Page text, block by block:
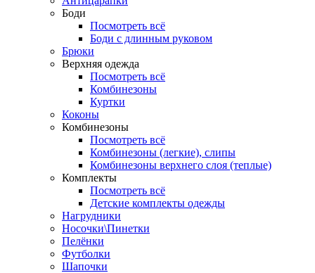
Боди
Посмотреть всё
Боди с длинным руковом
Брюки
Верхняя одежда
Посмотреть всё
Комбинезоны
Куртки
Коконы
Комбинезоны
Посмотреть всё
Комбинезоны (легкие), слипы
Комбинезоны верхнего слоя (теплые)
Комплекты
Посмотреть всё
Детские комплекты одежды
Нагрудники
Носочки\Пинетки
Пелёнки
Футболки
Шапочки